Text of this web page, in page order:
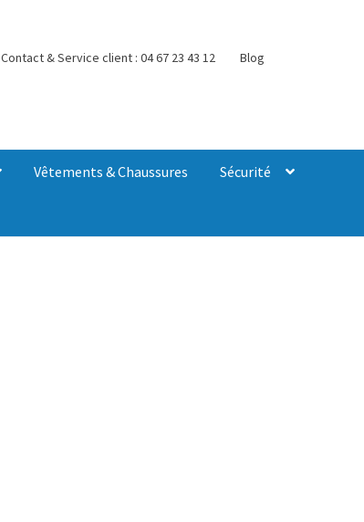
Contact & Service client : 04 67 23 43 12 Blog
Vêtements & Chaussures Sécurité